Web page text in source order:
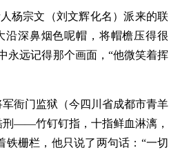
杨宗文（刘文辉化名）派来的联
深鼻烟色呢帽，将帽檐压得很
永远记得那个画面，“他微笑着挥
衙门监狱（今四川省成都市青羊
刑——竹钉钉指，十指鲜血淋漓，
栅栏，他只说了两句话：“一切